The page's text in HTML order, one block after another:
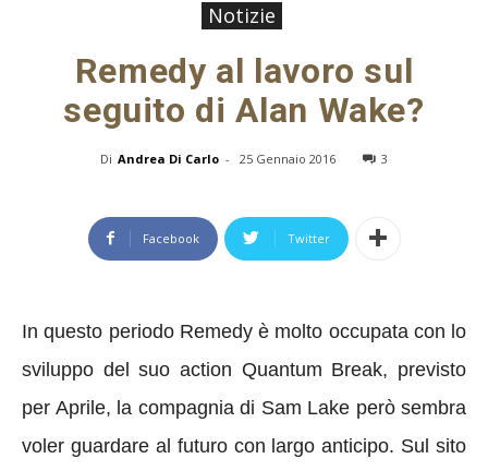
Notizie
Remedy al lavoro sul
seguito di Alan Wake?
Di Andrea Di Carlo - 25 Gennaio 2016 3
Facebook Twitter
In questo periodo Remedy è molto occupata con lo
sviluppo del suo action Quantum Break, previsto
per Aprile, la compagnia di Sam Lake però sembra
voler guardare al futuro con largo anticipo. Sul sito